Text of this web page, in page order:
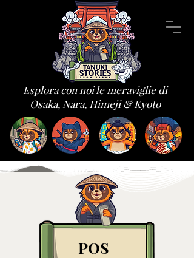
Esplora con noi le meraviglie di
Osaka, Nara, Himeji & Kyoto
POS